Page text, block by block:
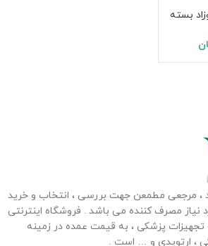
بسته
، مرجعی مطمعن جهت بررسی ، انتخاب و خرید
نیاز مصرف کننده می باشد . فروشگاه اینترنتی
تجهیزات پزشکی ، به قیمت عمده در زمینه
، ارتوپدی و … است .